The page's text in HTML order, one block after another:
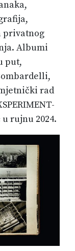
privatnog
Albumi
put,
rad
u rujnu 2024.